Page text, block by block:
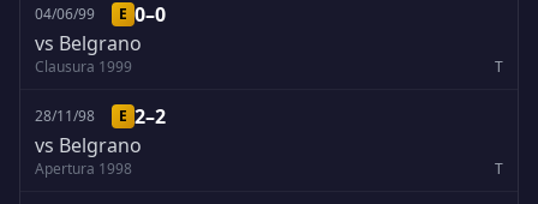
04/06/99 E 0–0
vs Belgrano
Clausura 1999 T
28/11/98 E 2–2
vs Belgrano
Apertura 1998 T